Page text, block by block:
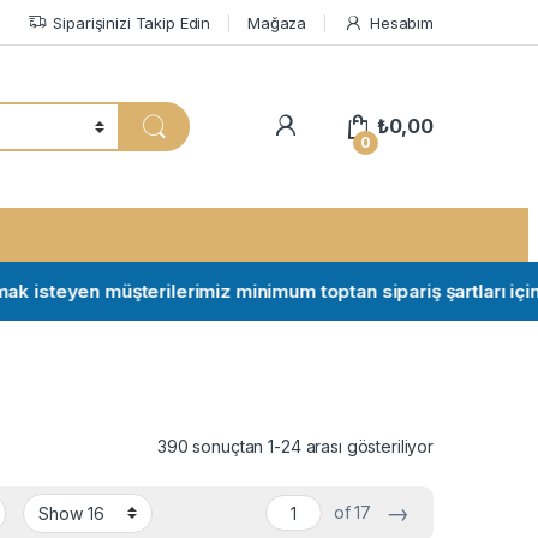
Siparişinizi Takip Edin Mağaza Hesabım
My Account
0
₺0,00
müşterilerimiz minimum toptan sipariş şartları için
390 sonuçtan 1-24 arası gösteriliyor
of 17 →